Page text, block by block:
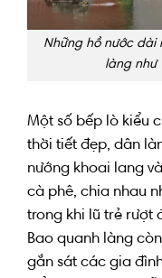
Những hồ nước dài
làng như
Một số bếp lò kiểu
thời tiết đẹp, dân
nướng khoai lang và
cà phê, chia nhau
trong khi lũ trẻ rượt
Bao quanh làng còn
gắn sát các gia